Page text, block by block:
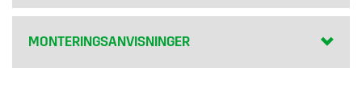
MONTERINGSANVISNINGER